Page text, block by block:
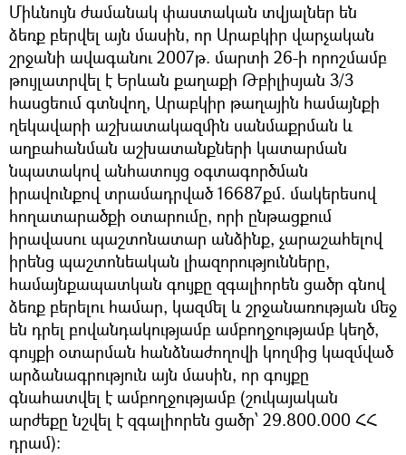
Միևնույն ժամանակ փաստական տվյալներ են
ձեռք բերվել այն մասին, որ Արաբկիր վարչական
շրջանի ավագանու 2007թ. մարտի 26-ի որոշմամբ
թույլատրվել է Երևան քաղաքի Թբիլիսյան 3/3
հասցեում գտնվող, Արաբկիր թաղային համայնքի
ղեկավարի աշխատակազմին սանմաքրման և
աղբահանման աշխատանքների կատարման
նպատակով անհատույց օգտագործման
իրավունքով տրամադրված 16687քմ. մակերեսով
հողատարածքի օտարումը, որի ընթացքում
իրավասու պաշտոնատար անձինք, չարաշահելով
իրենց պաշտոնեական լիազորությունները,
համայնքապատկան գույքը զգալիորեն ցածր գնով
ձեռք բերելու համար, կազմել և շրջանառության մեջ
են դրել բովանդակությամբ ամբողջությամբ կեղծ,
գույքի օտարման հանձնաժողովի կողմից կազմված
արձանագրություն այն մասին, որ գույքը
գնահատվել է ամբողջությամբ (շուկայական
արժեքը նշվել է զգալիորեն ցածր՝ 29.800.000 ՀՀ
դրամ)։